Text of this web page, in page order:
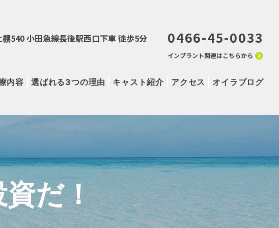
540 小田急線長後駅西口下車 徒歩5分 0466-45-0033
インプラント関連はこちらから
内容 選ばれる3つの理由 キャスト紹介 アクセス オイラブログ
だ！